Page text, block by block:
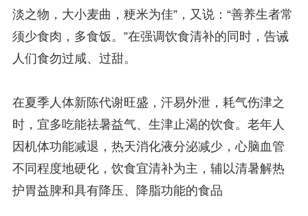
淡之物，大小麦曲，粳米为佳”，又说：“善养生者常
须少食肉，多食饭。”在强调饮食清补的同时，告诫
人们食勿过咸、过甜。
在夏季人体新陈代谢旺盛，汗易外泄，耗气伤津之
时，宜多吃能祛暑益气、生津止渴的饮食。老年人
因机体功能减退，热天消化液分泌减少，心脑血管
不同程度地硬化，饮食宜清补为主，辅以清暑解热
护胃益脾和具有降压、降脂功能的食品